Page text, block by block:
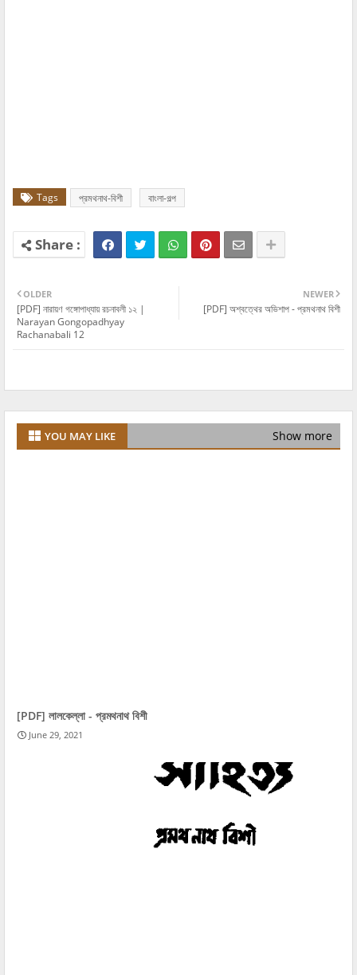
Tags প্রমথনাথ-বিশী বাংলা-গল্প
NEWER
[PDF] অশ্বত্থের অভিশাপ - প্রমথনাথ বিশী
OLDER
[PDF] নারায়ণ গঙ্গোপাধ্যায় রচনাবলী ১২ |
Narayan Gongopadhyay
Rachanabali 12
YOU MAY LIKE Show more
[PDF] লালকেল্লা - প্রমথনাথ বিশী
June 29, 2021